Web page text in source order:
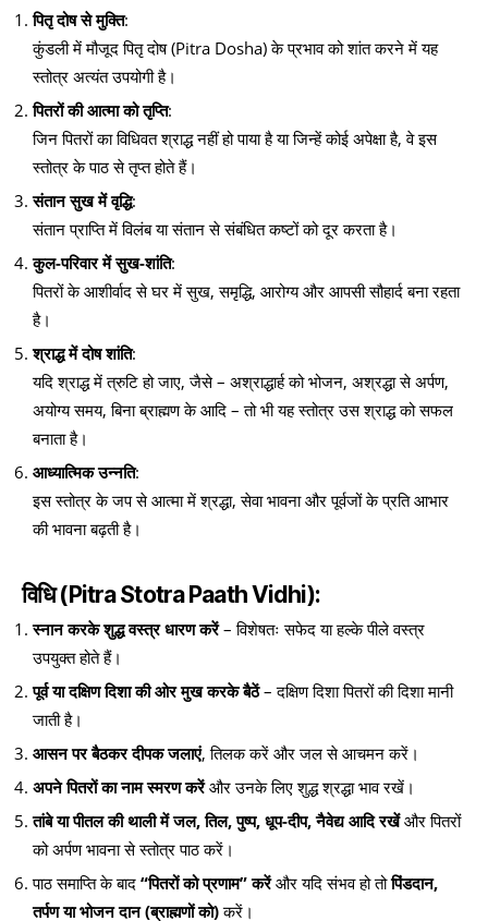
पितृ दोष से मुक्ति:
कुंडली में मौजूद पितृ दोष (Pitra Dosha) के प्रभाव को शांत करने में यह
स्तोत्र अत्यंत उपयोगी है।
पितरों की आत्मा को तृप्ति:
जिन पितरों का विधिवत श्राद्ध नहीं हो पाया है या जिन्हें कोई अपेक्षा है, वे इस
स्तोत्र के पाठ से तृप्त होते हैं।
संतान सुख में वृद्धि:
संतान प्राप्ति में विलंब या संतान से संबंधित कष्टों को दूर करता है।
कुल-परिवार में सुख-शांति:
पितरों के आशीर्वाद से घर में सुख, समृद्धि, आरोग्य और आपसी सौहार्द बना रहता
है।
श्राद्ध में दोष शांति:
यदि श्राद्ध में त्रुटि हो जाए, जैसे – अश्राद्धार्ह को भोजन, अश्रद्धा से अर्पण,
अयोग्य समय, बिना ब्राह्मण के आदि – तो भी यह स्तोत्र उस श्राद्ध को सफल
बनाता है।
आध्यात्मिक उन्नति:
इस स्तोत्र के जप से आत्मा में श्रद्धा, सेवा भावना और पूर्वजों के प्रति आभार
की भावना बढ़ती है।
विधि (Pitra Stotra Paath Vidhi):
स्नान करके शुद्ध वस्त्र धारण करें– विशेषतः सफेद या हल्के पीले वस्त्र
उपयुक्त होते हैं।
पूर्व या दक्षिण दिशा की ओर मुख करके बैठें– दक्षिण दिशा पितरों की दिशा मानी
जाती है।
आसन पर बैठकर दीपक जलाएं, तिलक करें और जल से आचमन करें।
अपने पितरों का नाम स्मरण करेंऔर उनके लिए शुद्ध श्रद्धा भाव रखें।
तांबे या पीतल की थाली में जल, तिल, पुष्प, धूप-दीप, नैवेद्य आदि रखेंऔर पितरों
को अर्पण भावना से स्तोत्र पाठ करें।
पाठ समाप्ति के बाद “पितरों को प्रणाम” करेंऔर यदि संभव हो तोपिंडदान,
तर्पण या भोजन दान (ब्राह्मणों को)करें।